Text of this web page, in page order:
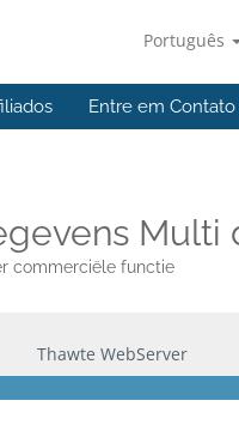
Português
Entre em Contato
Multi
commerciële functie
Thawte WebServer